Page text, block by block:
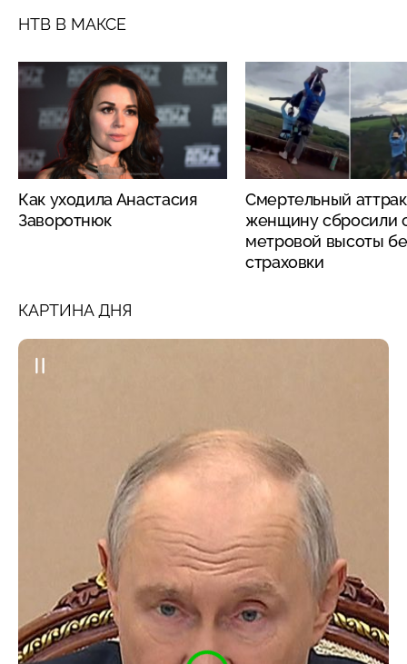
НТВ В МАКСЕ
Как уходила Анастасия
Заворотнюк
Смертельный
женщину сбросили
метровой высоты
страховки
КАРТИНА ДНЯ